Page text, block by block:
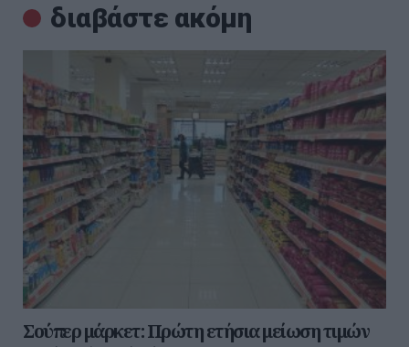
διαβάστε ακόμη
Σούπερ μάρκετ: Πρώτη ετήσια μείωση τιμών